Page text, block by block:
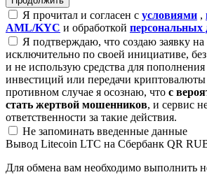
Я прочитал и согласен с условиями ,
AML/KYC и обработкой персональных
Я подтверждаю, что создаю заявку
исключительно по своей инициативе,
и не использую средства для пополнения
инвестиций или передачи
противном случае я осознаю, что с
стать жертвой мошенников, и сервис
ответственности за такие действия.
Не запоминать введенные данные
Вывод Litecoin LTC на Сбербанк QR
Для обмена вам необходимо выполнить